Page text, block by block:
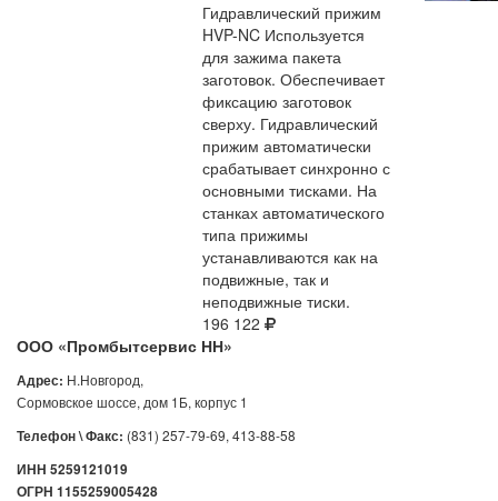
Гидравлический прижим
HVP-NC Используется
для зажима пакета
заготовок. Обеспечивает
фиксацию заготовок
сверху. Гидравлический
прижим автоматически
срабатывает синхронно с
основными тисками. На
станках автоматического
типа прижимы
устанавливаются как на
подвижные, так и
неподвижные тиски.
196 122
ООО «Промбытсервис НН»
Адрес: Н.Новгород,
Сормовское шоссе, дом 1Б, корпус 1
Телефон \ Факс: (831) 257-79-69, 413-88-58
ИНН 5259121019
ОГРН 1155259005428